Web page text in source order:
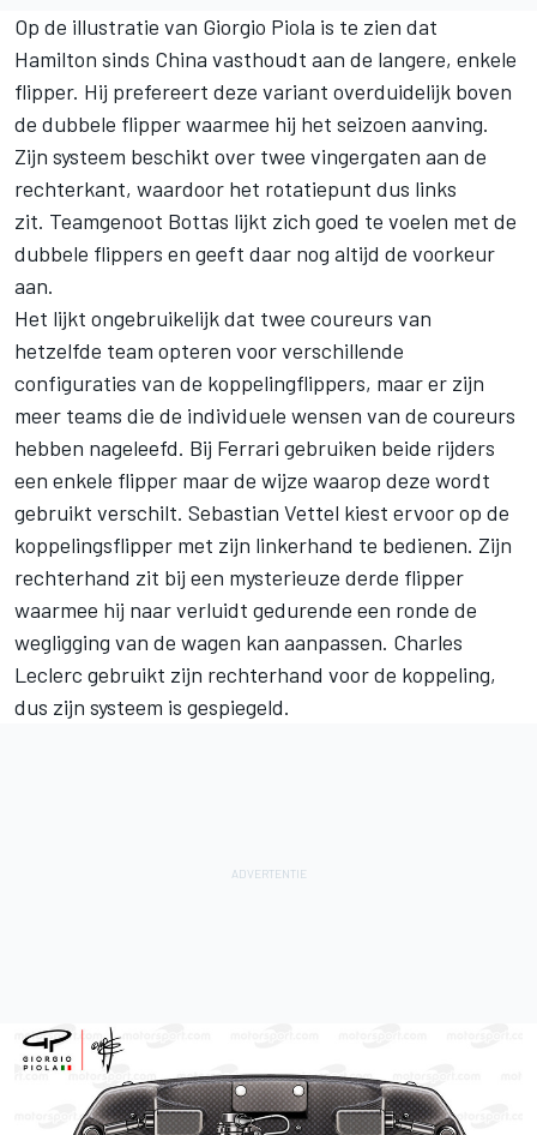
Op de illustratie van Giorgio Piola is te zien dat
Hamilton sinds China vasthoudt aan de langere, enkele
flipper. Hij prefereert deze variant overduidelijk boven
de dubbele flipper waarmee hij het seizoen aanving.
Zijn systeem beschikt over twee vingergaten aan de
rechterkant, waardoor het rotatiepunt dus links
zit. Teamgenoot Bottas lijkt zich goed te voelen met de
dubbele flippers en geeft daar nog altijd de voorkeur
aan.
Het lijkt ongebruikelijk dat twee coureurs van
hetzelfde team opteren voor verschillende
configuraties van de koppelingflippers, maar er zijn
meer teams die de individuele wensen van de coureurs
hebben nageleefd. Bij Ferrari gebruiken beide rijders
een enkele flipper maar de wijze waarop deze wordt
gebruikt verschilt. Sebastian Vettel kiest ervoor op de
koppelingsflipper met zijn linkerhand te bedienen. Zijn
rechterhand zit bij een mysterieuze derde flipper
waarmee hij naar verluidt gedurende een ronde de
wegligging van de wagen kan aanpassen. Charles
Leclerc gebruikt zijn rechterhand voor de koppeling,
dus zijn systeem is gespiegeld.